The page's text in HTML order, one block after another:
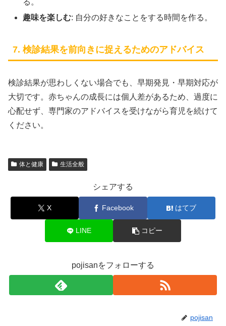
る。
趣味を楽しむ: 自分の好きなことをする時間を作る。
7. 検診結果を前向きに捉えるためのアドバイス
検診結果が思わしくない場合でも、早期発見・早期対応が
大切です。赤ちゃんの成長には個人差があるため、過度に
心配せず、専門家のアドバイスを受けながら育児を続けて
ください。
体と健康 生活全般
シェアする
X Facebook はてブ
LINE コピー
pojisanをフォローする
pojisan